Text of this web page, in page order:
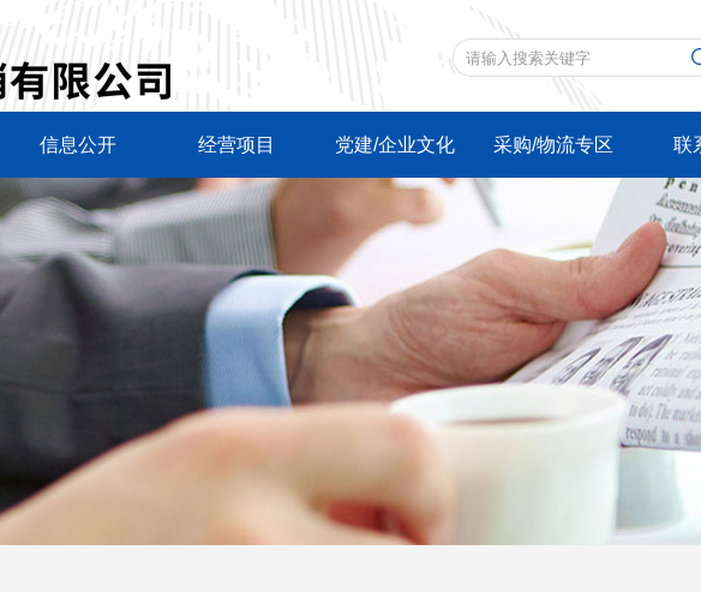
信息公开 经营项目 党建/企业文化 采购/物流专区 联